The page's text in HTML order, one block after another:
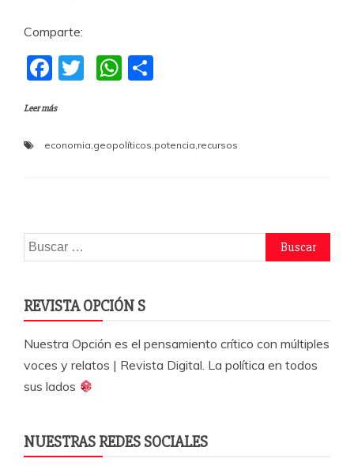
Comparte:
F
c
e
k
T
er
W
s
p
Leer más
economia,geopolíticos,potencia,recursos
Buscar:
REVISTA OPCIÓN S
Nuestra Opción es el pensamiento crítico con múltiples
voces y relatos | Revista Digital. La política en todos
sus lados
NUESTRAS REDES SOCIALES